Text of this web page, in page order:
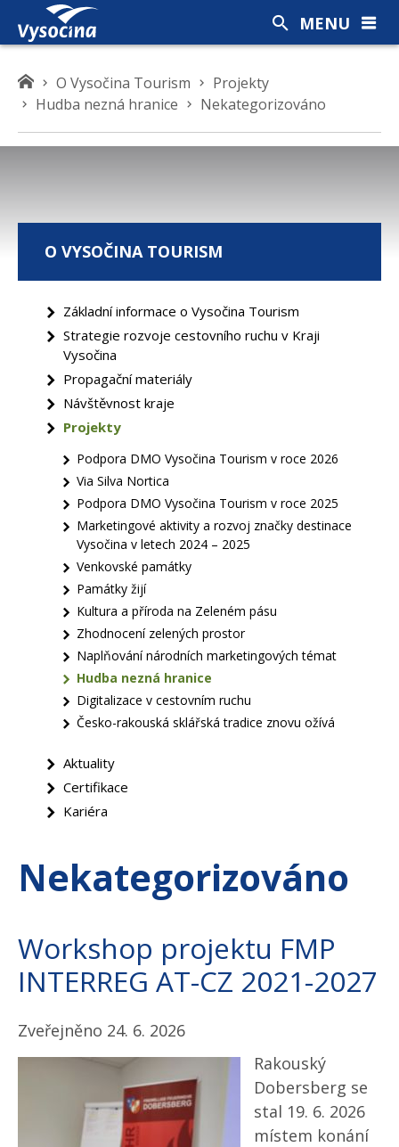
K
d
s
O Vysočina Tourism
Projekty
Hudba nezná hranice
Nekategorizováno
Nekategorizováno
Workshop projektu FMP
INTERREG AT-CZ 2021-2027
Zveřejněno 24. 6. 2026
Rakouský
Dobersberg se
stal 19. 6. 2026
místem konání
O VYSOČINA TOURISM
Základní informace o Vysočina Tourism
Strategie rozvoje cestovního ruchu v Kraji
Vysočina
Propagační materiály
Návštěvnost kraje
Projekty
Podpora DMO Vysočina Tourism v roce 2026
Via Silva Nortica
Podpora DMO Vysočina Tourism v roce 2025
Marketingové aktivity a rozvoj značky destinace
Vysočina v letech 2024 – 2025
Venkovské památky
Památky žijí
Kultura a příroda na Zeleném pásu
Zhodnocení zelených prostor
Naplňování národních marketingových témat
Hudba nezná hranice
Digitalizace v cestovním ruchu
Česko-rakouská sklářská tradice znovu ožívá
Aktuality
Certifikace
Kariéra
MENU